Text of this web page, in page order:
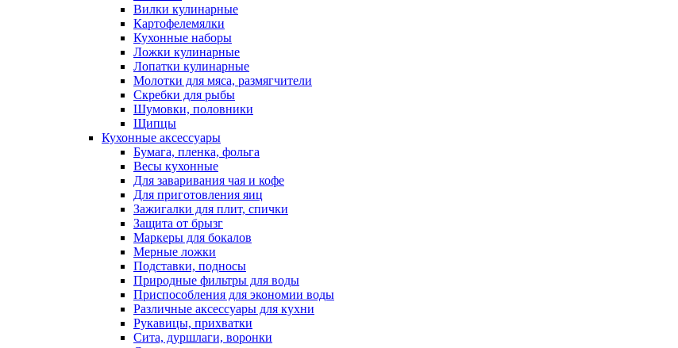
Вилки кулинарные
Картофелемялки
Кухонные наборы
Ложки кулинарные
Лопатки кулинарные
Молотки для мяса, размягчители
Скребки для рыбы
Шумовки, половники
Щипцы
Кухонные аксессуары
Бумага, пленка, фольга
Весы кухонные
Для заваривания чая и кофе
Для приготовления яиц
Зажигалки для плит, спички
Защита от брызг
Маркеры для бокалов
Мерные ложки
Подставки, подносы
Природные фильтры для воды
Приспособления для экономии воды
Различные аксессуары для кухни
Рукавицы, прихватки
Сита, дуршлаги, воронки